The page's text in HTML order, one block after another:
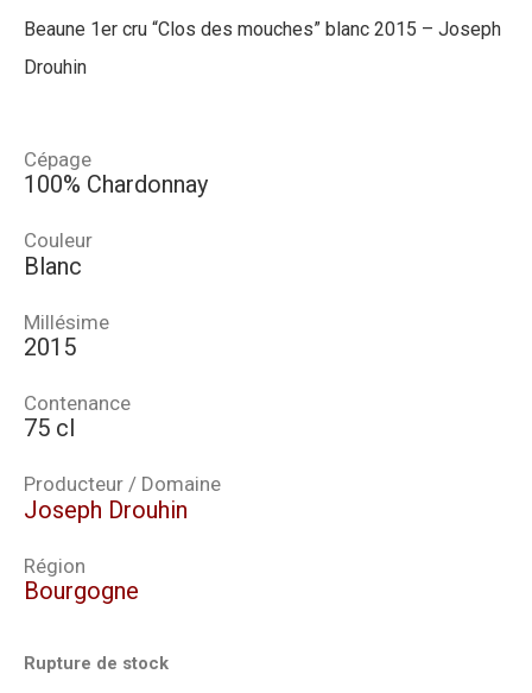
Beaune 1er cru “Clos des mouches” blanc 2015 – Joseph
Drouhin
Cépage
100% Chardonnay
Couleur
Blanc
Millésime
2015
Contenance
75 cl
Producteur / Domaine
Joseph Drouhin
Région
Bourgogne
Rupture de stock